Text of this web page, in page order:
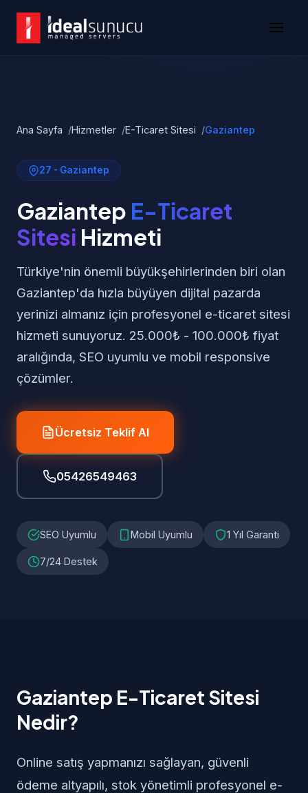
Ana Sayfa Hizmetler E-Ticaret Sitesi Gaziantep
27 - Gaziantep
Gaziantep E-Ticaret
Sitesi Hizmeti
Türkiye'nin önemli büyükşehirlerinden biri olan
Gaziantep'da hızla büyüyen dijital pazarda
yerinizi almanız için profesyonel e-ticaret sitesi
hizmeti sunuyoruz. 25.000₺ - 100.000₺ fiyat
aralığında, SEO uyumlu ve mobil responsive
çözümler.
Ücretsiz Teklif Al
05426549463
SEO Uyumlu Mobil Uyumlu 1 Yıl Garanti
7/24 Destek
Gaziantep E-Ticaret Sitesi
Nedir?
Online satış yapmanızı sağlayan, güvenli
ödeme altyapılı, stok yönetimli profesyonel e-